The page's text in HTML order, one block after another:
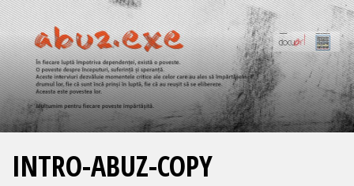
INTRO-ABUZ-COPY